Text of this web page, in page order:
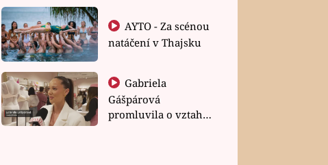
natáčení v Thajsku
Gabriela
Gášpárová
promluvila o vztahu